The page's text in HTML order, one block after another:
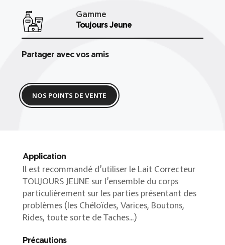
Gamme
Toujours Jeune
Partager avec vos amis
NOS POINTS DE VENTE
Application
Il est recommandé d’utiliser le Lait Correcteur
TOUJOURS JEUNE sur l’ensemble du corps
particulièrement sur les parties présentant des
problèmes (les Chéloïdes, Varices, Boutons,
Rides, toute sorte de Taches...)
Précautions